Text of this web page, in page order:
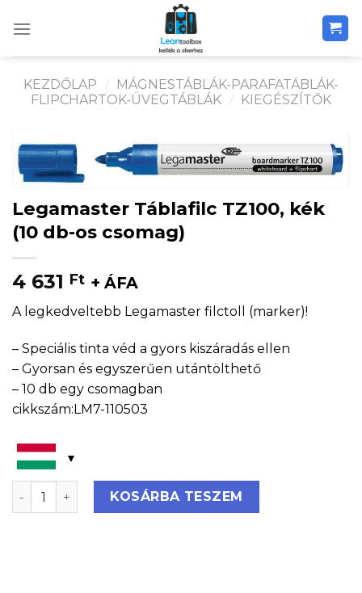
KEZDŐLAP /
MÁGNESTÁBLÁK-PARAFATÁBLÁK-
FLIPCHARTOK-ÜVEGTÁBLÁK / KIEGÉSZÍTŐK
Legamaster Táblafilc TZ100, kék
(10 db-os csomag)
4 631 Ft + ÁFA
A legkedveltebb Legamaster filctoll (marker)!
– Speciális tinta véd a gyors kiszáradás ellen
– Gyorsan és egyszerűen utántölthető
– 10 db egy csomagban
cikkszám:LM7-110503
Legamaster Táblafilc TZ100, kék (10 db-os csomag)
KOSÁRBA TESZEM